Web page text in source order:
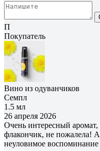
П
Покупатель
Вино из одуванчиков
Семпл
1.5 мл
26 апреля 2026
Очень интересный аромат,
флакончик, не пожалела!
неуловимое